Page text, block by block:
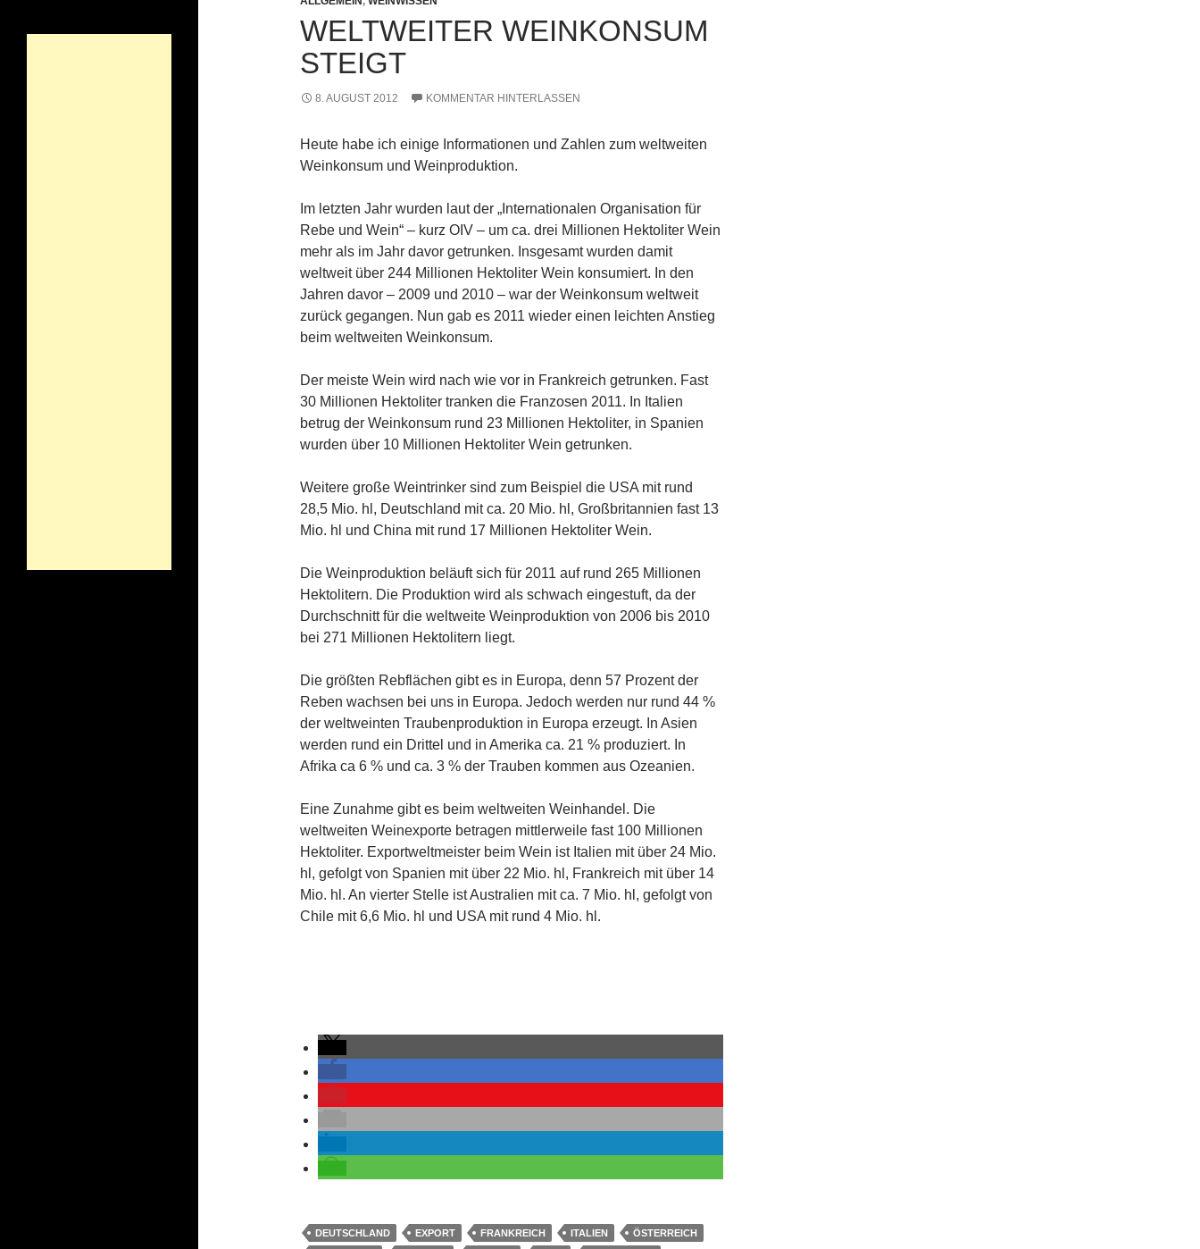
WELTWEITER WEINKONSUM
STEIGT
8. AUGUST 2012 KOMMENTAR HINTERLASSEN
Heute habe ich einige Informationen und Zahlen zum weltweiten
Weinkonsum und Weinproduktion.
Im letzten Jahr wurden laut der „Internationalen Organisation für
Rebe und Wein“ – kurz OIV – um ca. drei Millionen Hektoliter Wein
mehr als im Jahr davor getrunken. Insgesamt wurden damit
weltweit über 244 Millionen Hektoliter Wein konsumiert. In den
Jahren davor – 2009 und 2010 – war der Weinkonsum weltweit
zurück gegangen. Nun gab es 2011 wieder einen leichten Anstieg
beim weltweiten Weinkonsum.
Der meiste Wein wird nach wie vor in Frankreich getrunken. Fast
30 Millionen Hektoliter tranken die Franzosen 2011. In Italien
betrug der Weinkonsum rund 23 Millionen Hektoliter, in Spanien
wurden über 10 Millionen Hektoliter Wein getrunken.
Weitere große Weintrinker sind zum Beispiel die USA mit rund
28,5 Mio. hl, Deutschland mit ca. 20 Mio. hl, Großbritannien fast 13
Mio. hl und China mit rund 17 Millionen Hektoliter Wein.
Die Weinproduktion beläuft sich für 2011 auf rund 265 Millionen
Hektolitern. Die Produktion wird als schwach eingestuft, da der
Durchschnitt für die weltweite Weinproduktion von 2006 bis 2010
bei 271 Millionen Hektolitern liegt.
Die größten Rebflächen gibt es in Europa, denn 57 Prozent der
Reben wachsen bei uns in Europa. Jedoch werden nur rund 44 %
der weltweinten Traubenproduktion in Europa erzeugt. In Asien
werden rund ein Drittel und in Amerika ca. 21 % produziert. In
Afrika ca 6 % und ca. 3 % der Trauben kommen aus Ozeanien.
Eine Zunahme gibt es beim weltweiten Weinhandel. Die
weltweiten Weinexporte betragen mittlerweile fast 100 Millionen
Hektoliter. Exportweltmeister beim Wein ist Italien mit über 24 Mio.
hl, gefolgt von Spanien mit über 22 Mio. hl, Frankreich mit über 14
Mio. hl. An vierter Stelle ist Australien mit ca. 7 Mio. hl, gefolgt von
Chile mit 6,6 Mio. hl und USA mit rund 4 Mio. hl.
DEUTSCHLAND EXPORT FRANKREICH ITALIEN ÖSTERREICH